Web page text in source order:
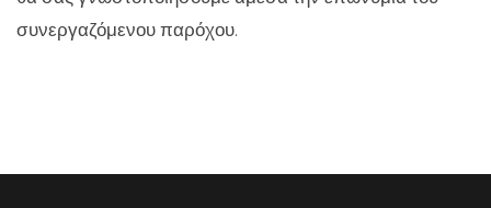
συνεργαζόμενου παρόχου.